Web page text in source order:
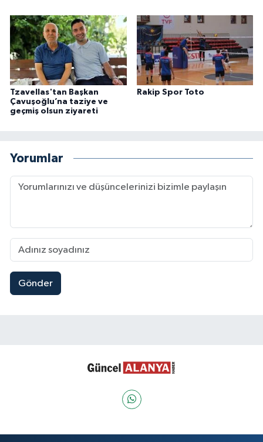
Tzavellas'tan Başkan
Çavuşoğlu’na taziye ve
geçmiş olsun ziyareti
Rakip Spor Toto
Yorumlar
Gönder